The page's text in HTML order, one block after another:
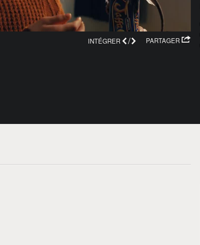
PARTAGER
INTÉGRER /